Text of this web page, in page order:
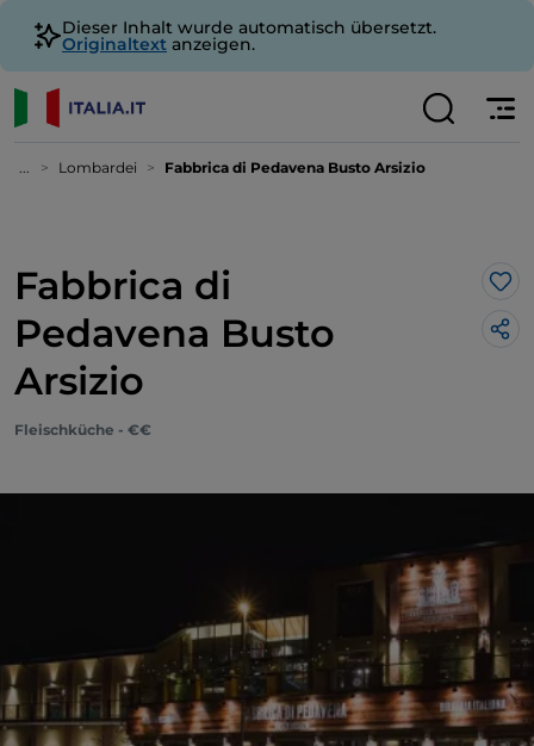
Dieser Inhalt wurde automatisch übersetzt.
Originaltext anzeigen.
... Lombardei Fabbrica di Pedavena Busto Arsizio
Fabbrica di
Pedavena Busto
Arsizio
Fleischküche - €€